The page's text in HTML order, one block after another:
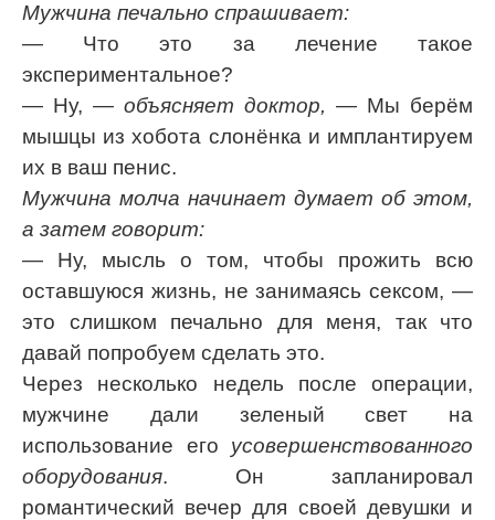
Мужчина печально спрашивает:
— Что это за лечение такое
экспериментальное?
— Ну, — объясняет доктор, — Мы берём
мышцы из хобота слонёнка и имплантируем
их в ваш пенис.
Мужчина молча начинает думает об этом,
а затем говорит:
— Ну, мысль о том, чтобы прожить всю
оставшуюся жизнь, не занимаясь сексом, —
это слишком печально для меня, так что
давай попробуем сделать это.
Через несколько недель после операции,
мужчине дали зеленый свет на
использование его усовершенствованного
оборудования. Он запланировал
романтический вечер для своей девушки и